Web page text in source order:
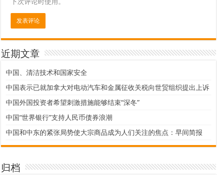
下次评论时使用。
近期文章
中国、清洁技术和国家安全
中国表示已就加拿大对电动汽车和金属征收关税向世贸组织提出上诉
中国外国投资者希望刺激措施能够结束“深冬”
中国“世界银行”支持人民币债券浪潮
中国和中东的紧张局势使大宗商品成为人们关注的焦点：早间简报
归档